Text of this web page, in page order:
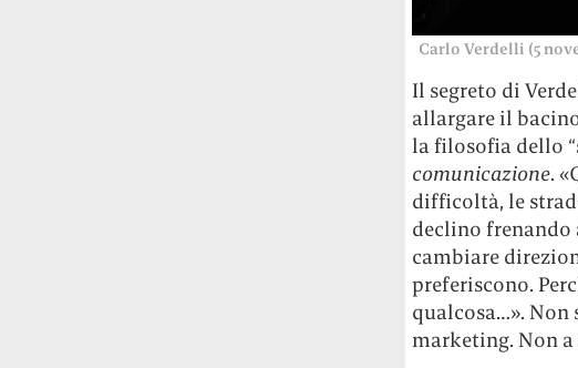
Carlo Verdelli (5
Il segreto di
allargare il
la filosofia dello
comunicazione.
difficoltà, le
declino frenando
cambiare
preferiscono.
qualcosa…». Non
marketing. Non